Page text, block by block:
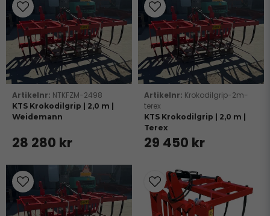
NTKFZM-2498
KTS Krokodilgrip | 2,0 m |
Weidemann
28 280 kr
Krokodilgrip-2m-
terex
KTS Krokodilgrip | 2,0 m |
Terex
29 450 kr